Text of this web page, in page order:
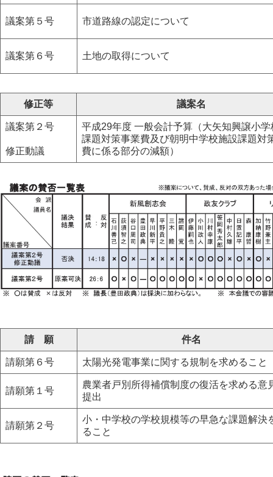
議案第５号 市道路線の認定について
議案第６号 土地の取得について
修正等 議案名
議案第２号
修正動議
平成29年度 一般会計予算（大矢知興譲小学
課題対策事業費及び朝明中学校施設課題対
費に係る部分の減額）
請 願 件名
請願第６号 太陽光発電事業に関する規制を求めること
請願第１号
農業者戸別所得補償制度の復活を求める意
提出
請願第２号
小・中学校の学校規模等の早急な課題解決
ること